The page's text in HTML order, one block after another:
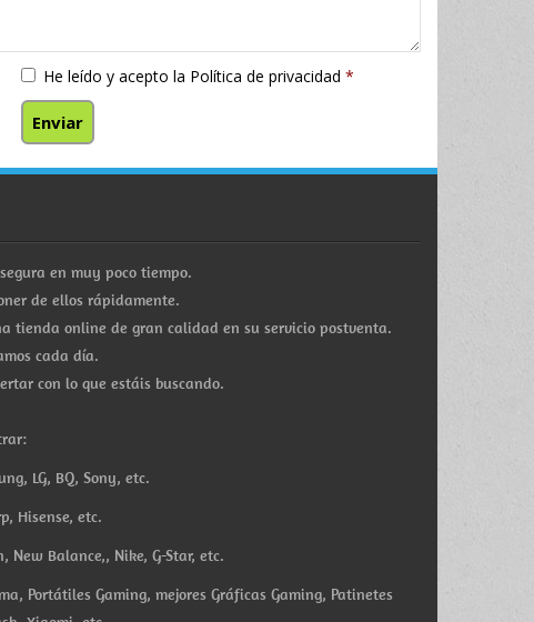
He leído y acepto la Política de privacidad *
en muy poco tiempo.
de ellos rápidamente.
tienda online de gran calidad en su servicio postventa.
cada día.
con lo que estáis buscando.
LG, BQ, Sony, etc.
Hisense, etc.
New Balance,, Nike, G-Star, etc.
Portátiles Gaming, mejores Gráficas Gaming, Patinetes